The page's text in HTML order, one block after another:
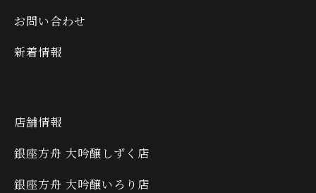
お問い合わせ
新着情報
店舗情報
銀座方舟 大吟醸しずく店
銀座方舟 大吟醸いろり店